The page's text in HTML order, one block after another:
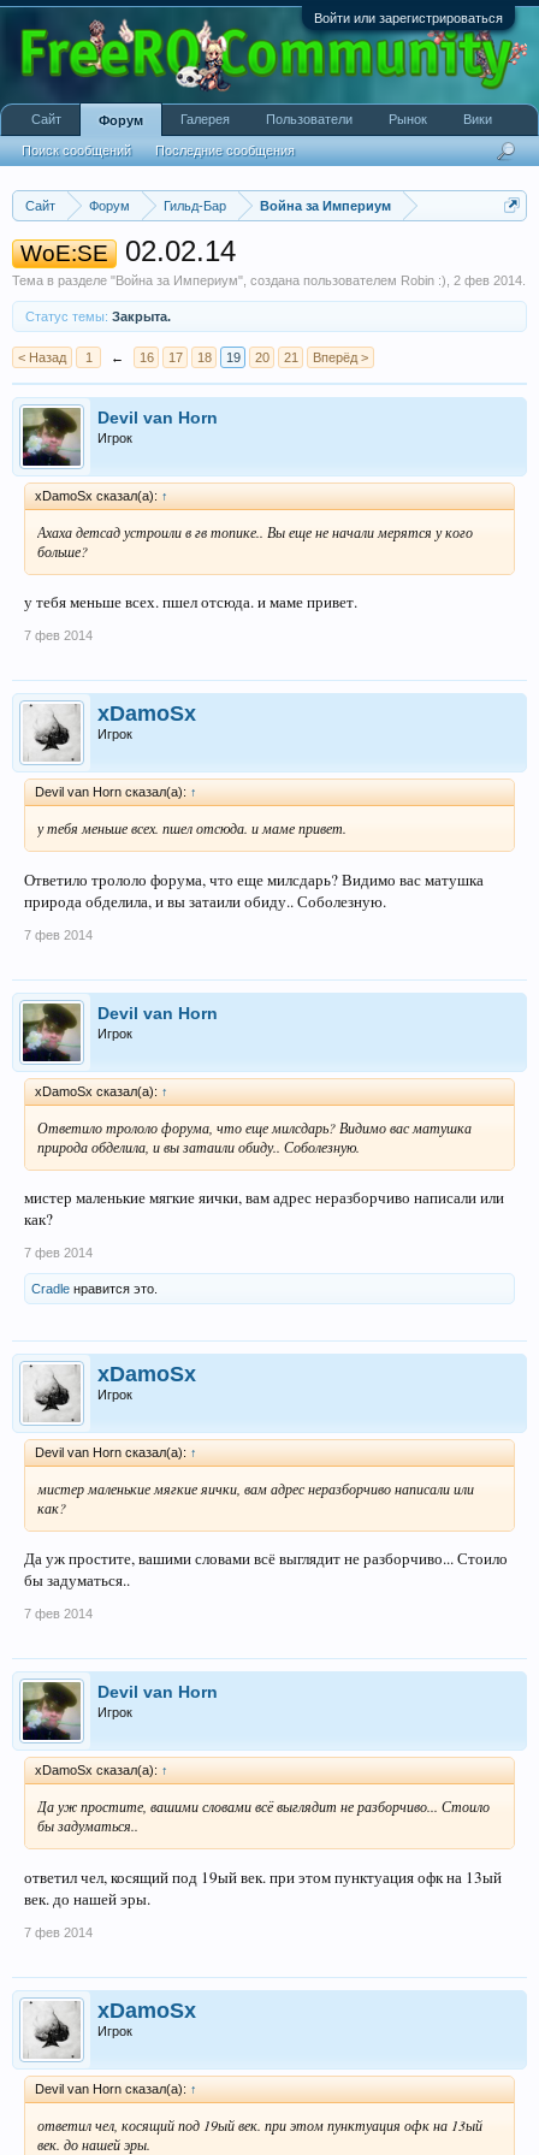
Войти или зарегистрироваться
Сайт Форум Гильд-Бар Война за Империум
WoE:SE 02.02.14
Тема в разделе "Война за Империум", создана пользователем Robin :) 2 фев 2014
Статус темы: Закрыта.
< Назад 1 ← 16 17 18 19 20 21 Вперёд >
Devil van Horn
Игрок
xDamoSx сказал(а): ↑
Ахаха детсад устроили в гв топике.. Вы еще не начали мерятся у кого
больше?
у тебя меньше всех. пшел отсюда. и маме привет.
7 фев 2014
xDamoSx
Игрок
Devil van Horn сказал(а): ↑
у тебя меньше всех. пшел отсюда. и маме привет.
Ответило трололо форума, что еще милсдарь? Видимо вас матушка
природа обделила, и вы затаили обиду.. Соболезную.
7 фев 2014
Devil van Horn
Игрок
xDamoSx сказал(а): ↑
Ответило трололо форума, что еще милсдарь? Видимо вас матушка
природа обделила, и вы затаили обиду.. Соболезную.
мистер маленькие мягкие яички, вам адрес неразборчиво написали или
как?
7 фев 2014
Cradle нравится это.
xDamoSx
Игрок
Devil van Horn сказал(а): ↑
мистер маленькие мягкие яички, вам адрес неразборчиво написали или
как?
Да уж простите, вашими словами всё выглядит не разборчиво... Стоило
бы задуматься..
7 фев 2014
Devil van Horn
Игрок
xDamoSx сказал(а): ↑
Да уж простите, вашими словами всё выглядит не разборчиво... Стоило
бы задуматься..
ответил чел, косящий под 19ый век. при этом пунктуация офк на 13ый
век. до нашей эры.
7 фев 2014
xDamoSx
Игрок
Devil van Horn сказал(а): ↑
ответил чел, косящий под 19ый век. при этом пунктуация офк на 13ый
век. до нашей эры.
Сайт Форум
Поиск сообщений Последние сообщения
Галерея Пользователи Рынок Вики